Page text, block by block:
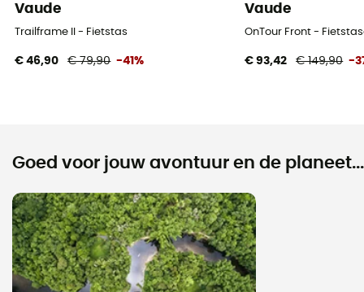
Vaude
Trailframe II - Fietstas
€ 46,90 € 79,90 -41%
Vaude
OnTour Front -
€ 93,42 € 149,90 -
Goed voor jouw avontuur en de planeet...